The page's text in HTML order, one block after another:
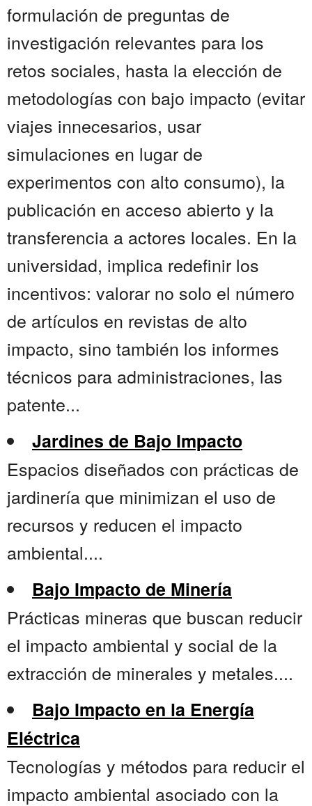
formulación de preguntas de
investigación relevantes para los
retos sociales, hasta la elección de
metodologías con bajo impacto (evitar
viajes innecesarios, usar
simulaciones en lugar de
experimentos con alto consumo), la
publicación en acceso abierto y la
transferencia a actores locales. En la
universidad, implica redefinir los
incentivos: valorar no solo el número
de artículos en revistas de alto
impacto, sino también los informes
técnicos para administraciones, las
patente...
Jardines de Bajo Impacto
Espacios diseñados con prácticas de
jardinería que minimizan el uso de
recursos y reducen el impacto
ambiental....
Bajo Impacto de Minería
Prácticas mineras que buscan reducir
el impacto ambiental y social de la
extracción de minerales y metales....
Bajo Impacto en la Energía
Eléctrica
Tecnologías y métodos para reducir el
impacto ambiental asociado con la